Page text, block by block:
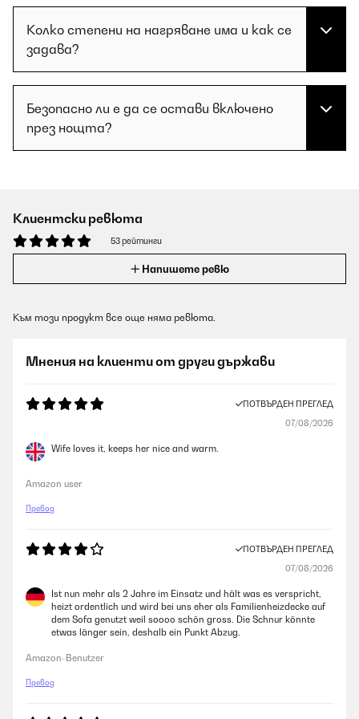
Колко степени на нагряване има и как се
задава?
Безопасно ли е да се остави включено
през нощта?
Клиентски ревюта
53 рейтинги
Напишете ревю
Към този продукт все още няма ревюта.
Мнения на клиенти от други държави
ПОТВЪРДЕН ПРЕГЛЕД
07/08/2026
Wife loves it, keeps her nice and warm.
Amazon user
Превод
ПОТВЪРДЕН ПРЕГЛЕД
07/08/2026
Ist nun mehr als 2 Jahre im Einsatz und hält was es verspricht,
heizt ordentlich und wird bei uns eher als Familienheizdecke auf
dem Sofa genutzt weil soooo schön gross. Die Schnur könnte
etwas länger sein, deshalb ein Punkt Abzug.
Amazon-Benutzer
Превод